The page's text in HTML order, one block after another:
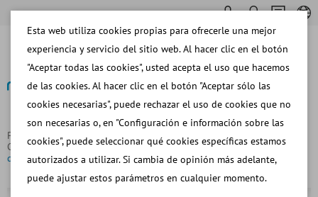
Página principal Bovino
Congelar y Almacenar Semen
Congelado
Varilla de aluminio para 2 goblets de 13 mm de
diámetro
Esta web utiliza cookies propias para ofrecerle una mejor
experiencia y servicio del sitio web. Al hacer clic en el botón
"Aceptar todas las cookies", usted acepta el uso que hacemos
de las cookies. Al hacer clic en el botón "Aceptar sólo las
cookies necesarias", puede rechazar el uso de cookies que no
son necesarias o, en "Configuración e información sobre las
cookies", puede seleccionar qué cookies específicas estamos
autorizados a utilizar. Si cambia de opinión más adelante,
puede ajustar estos parámetros en cualquier momento.